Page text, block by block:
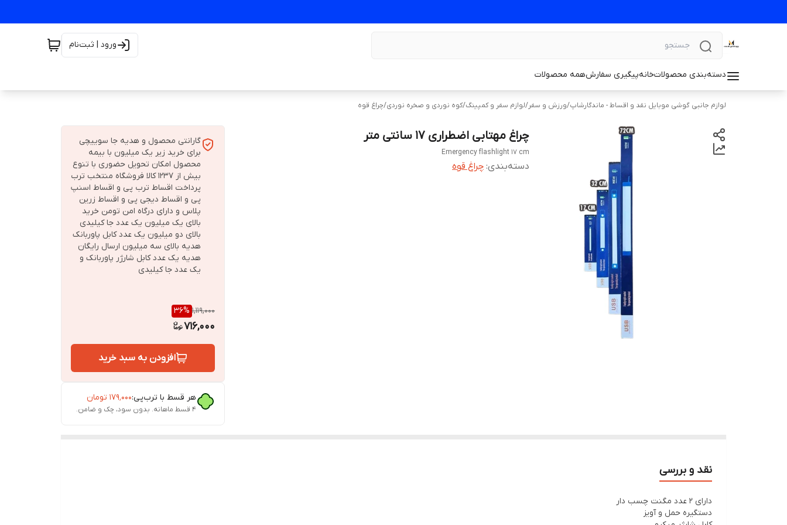
ورود | ثبت‌نام
دسته‌بندی محصولاتخانهپیگیری سفارشهمه محصولات
لوازم جانبی گوشی موبایل نقد و اقساط - ماندگارشاپ/ورزش و سفر/لوازم سفر و کمپینگ/کوه‌ نوردی و صخره نوردی/چراغ قوه
چراغ مهتابی اضطراری 17 سانتی متر
Emergency flashlight 17 cm
دسته‌بندی: چراغ قوه
گارانتی محصول و هدیه جا سوییچی
برای خرید زیر یک میلیون با بیمه
محصول امکان تحویل حضوری با تنوع
بیش از 1237 کالا فروشگاه منتخب ترب
پرداخت اقساط ترب پی و اقساط اسنپ
پی و اقساط دیجی پی و اقساط زرین
پلاس و دارای درگاه امن تومن خرید
بالای یک میلیون یک عدد جا کیلیدی
بالای دو میلیون یک عدد کابل پاوربانک
هدیه بالای سه میلیون ارسال رایگان
هدیه یک عدد کابل شارژر پاوربانک و
یک عدد جا کیلیدی
1,119,000
36%
716,000
افزودن به سبد خرید
هر قسط با ترب‌پی:۱۷۹٬۰۰۰ تومان
۴ قسط ماهانه. بدون سود، چک و ضامن.
نقد و بررسی
دارای 2 عدد مگنت چسب دار
دستگیره حمل و آویز